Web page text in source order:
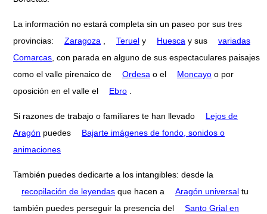
La información no estará completa sin un paseo por sus tres
provincias:
Zaragoza , Teruel y Huesca y sus
variadas
Comarcas, con parada en alguno de sus espectaculares paisajes
como el valle pirenaico de
Ordesa o el Moncayo o por
oposición en el valle el
Ebro .
Si razones de trabajo o familiares te han llevado
Lejos de
Aragón puedes
Bajarte imágenes de fondo, sonidos o
animaciones
También puedes dedicarte a los intangibles: desde la
recopilación de leyendas que hacen a Aragón universal tu
también puedes perseguir la presencia del
Santo Grial en